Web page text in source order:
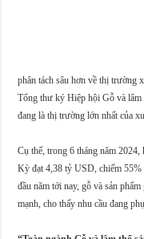
phân tách sâu hơn về thị trường
Tổng thư ký Hiệp hội Gỗ và
đang là thị trường lớn nhất của
Cụ thể, trong 6 tháng năm
Kỳ đạt 4,38 tỷ USD, chiếm 55%
đầu năm tới nay, gỗ và sản
mạnh, cho thấy nhu cầu đang